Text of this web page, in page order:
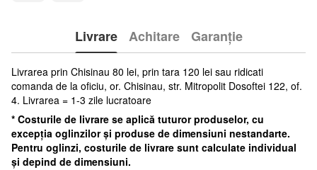
Livrare Achitare Garanție
Livrarea prin Chisinau 80 lei, prin tara 120 lei sau ridicati
comanda de la oficiu, or. Chisinau, str. Mitropolit Dosoftei 122, of.
4. Livrarea = 1-3 zile lucratoare
* Costurile de livrare se aplică tuturor produselor, cu
excepția oglinzilor și produse de dimensiuni nestandarte.
Pentru oglinzi, costurile de livrare sunt calculate individual
și depind de dimensiuni.